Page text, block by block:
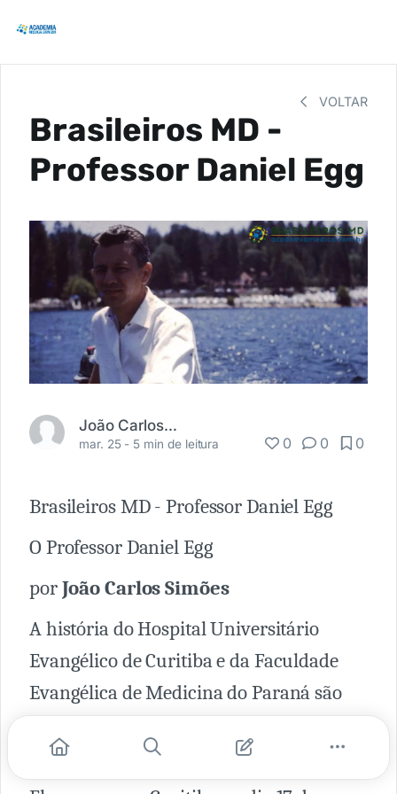
VOLTAR
Brasileiros MD -
Professor Daniel Egg
João Carlos Simões
mar. 25 - 5 min de leitura 0 0 0
Brasileiros MD - Professor Daniel Egg
O Professor Daniel Egg
porJoão Carlos Simões
A história do Hospital Universitário
Evangélico de Curitiba e da Faculdade
Evangélica de Medicina do Paraná são
representa o Dr. Daniel Egg.